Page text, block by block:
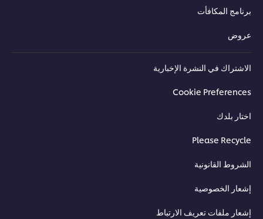
برنامج المكافأت
عروض
الاشتراك في النشرة الإخبارية
Cookie Preferences
اختار بلدك
Please Recycle
الشروط القانونية
إشعار الخصوصية
إشعار ملفات تعريف الارتباط